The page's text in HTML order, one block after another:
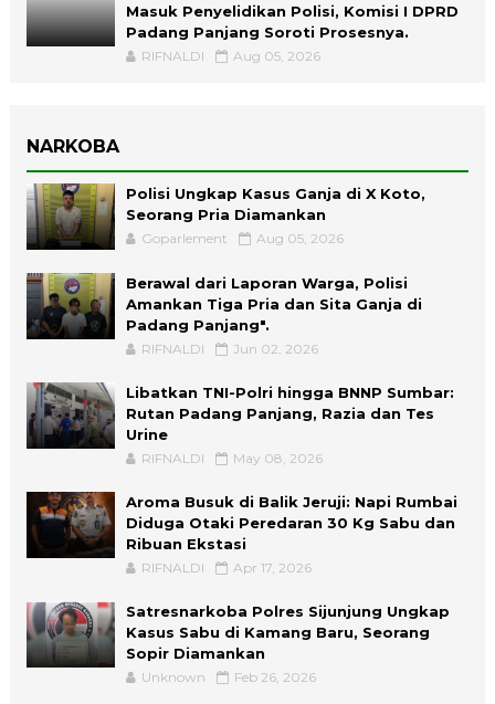
Masuk Penyelidikan Polisi, Komisi I DPRD
Padang Panjang Soroti Prosesnya.
RIFNALDI Aug 05, 2026
NARKOBA
Polisi Ungkap Kasus Ganja di X Koto,
Seorang Pria Diamankan
Goparlement Aug 05, 2026
Berawal dari Laporan Warga, Polisi
Amankan Tiga Pria dan Sita Ganja di
Padang Panjang".
RIFNALDI Jun 02, 2026
Libatkan TNI-Polri hingga BNNP Sumbar:
Rutan Padang Panjang, Razia dan Tes
Urine
RIFNALDI May 08, 2026
Aroma Busuk di Balik Jeruji: Napi Rumbai
Diduga Otaki Peredaran 30 Kg Sabu dan
Ribuan Ekstasi
RIFNALDI Apr 17, 2026
Satresnarkoba Polres Sijunjung Ungkap
Kasus Sabu di Kamang Baru, Seorang
Sopir Diamankan
Unknown Feb 26, 2026